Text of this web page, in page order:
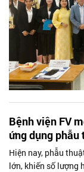
Bệnh viện FV
ứng dụng phẫu
Hiện nay, phẫu
lớn, khiến số lượng